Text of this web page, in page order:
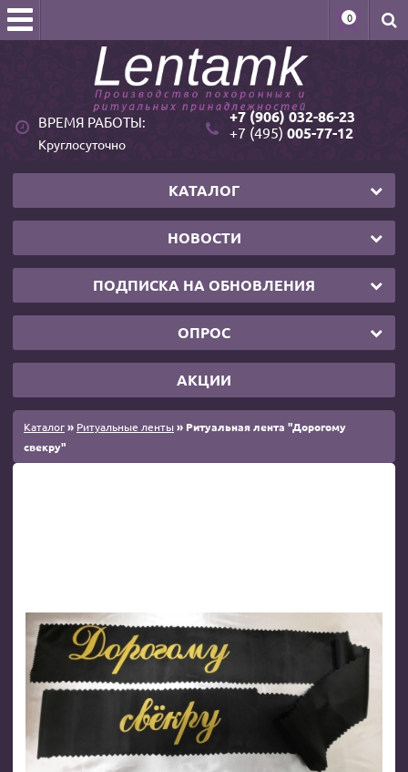
0
ВРЕМЯ РАБОТЫ:
Круглосуточно
+7 (906) 032-86-23
+7 (495) 005-77-12
КАТАЛОГ
НОВОСТИ
ПОДПИСКА НА ОБНОВЛЕНИЯ
ОПРОС
АКЦИИ
Каталог» Ритуальные ленты» Ритуальная лента "Дорогому
свекру"